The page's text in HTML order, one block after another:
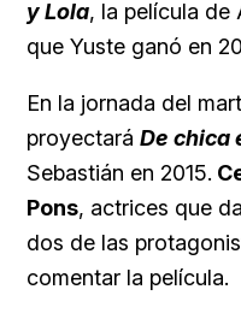
y Lola, la película de
que Yuste ganó en
En la jornada del
proyectará De chica
Sebastián en 2015.
Pons, actrices que
dos de las
comentar la película.